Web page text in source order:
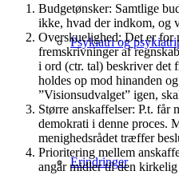
Psykiatri og
Erindringer
Budgetønsker: Samtlige
ikke, hvad der indkom, og
Overskuelighed: Det er for
fremskrivninger af
i ord (ctr. tal) beskriver det
holdes op mod hinanden
”Visionsudvalget” igen,
Større anskaffelser: P.t. får
demokrati i denne proces.
menighedsrådet træffer
Prioritering mellem
angår midler til den